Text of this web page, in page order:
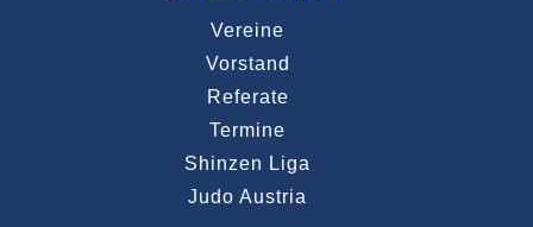
Vereine
Vorstand
Referate
Termine
Shinzen Liga
Judo Austria